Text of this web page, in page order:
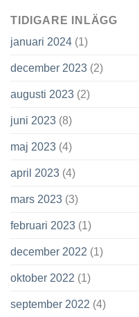
TIDIGARE INLÄGG
januari 2024 (1)
december 2023 (2)
augusti 2023 (2)
juni 2023 (8)
maj 2023 (4)
april 2023 (4)
mars 2023 (3)
februari 2023 (1)
december 2022 (1)
oktober 2022 (1)
september 2022 (4)